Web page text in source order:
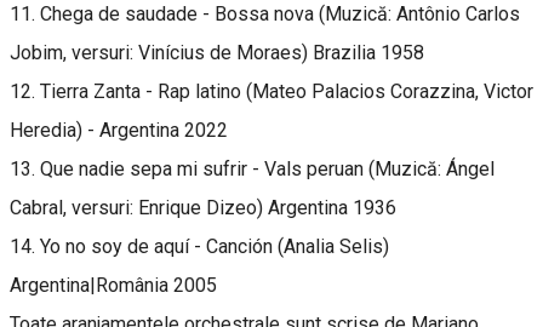
11. Chega de saudade - Bossa nova (Muzică: Antônio Carlos
Jobim, versuri: Vinícius de Moraes) Brazilia 1958
12. Tierra Zanta - Rap latino (Mateo Palacios Corazzina, Victor
Heredia) - Argentina 2022
13. Que nadie sepa mi sufrir - Vals peruan (Muzică: Ángel
Cabral, versuri: Enrique Dizeo) Argentina 1936
14. Yo no soy de aquí - Canción (Analia Selis)
Argentina|România 2005